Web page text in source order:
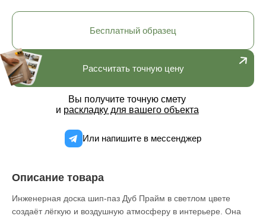
Рассчитать точную цену
Вы получите точную смету
и раскладку для вашего объекта
Или напишите в мессенджер
Бесплатный образец
Описание товара
Инженерная доска шип-паз Дуб Прайм в светлом цвете
создаёт лёгкую и воздушную атмосферу в интерьере. Она